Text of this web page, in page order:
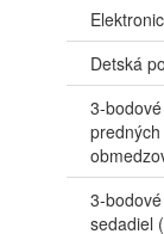
Detská
3-
3-
sedadiel